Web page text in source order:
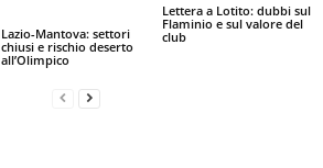
Lazio-Mantova: settori
chiusi e rischio deserto
all’Olimpico
Lettera a Lotito: dubbi sul
Flaminio e sul valore del
club